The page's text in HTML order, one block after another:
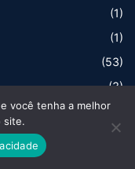
(1)
(1)
(53)
(3)
(4)
você tenha a melhor
site.